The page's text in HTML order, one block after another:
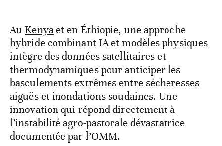
Au Kenyaet en Éthiopie, une approche
hybride combinant IA et modèles physiques
intègre des données satellitaires et
thermodynamiques pour anticiper les
basculements extrêmes entre sécheresses
aiguës et inondations soudaines. Une
innovation qui répond directement à
l’instabilité agro-pastorale dévastatrice
documentée par l’OMM.